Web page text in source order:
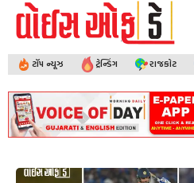
ટૉપ ન્યૂઝ ટ્રેન્ડિંગ રાજકોટ